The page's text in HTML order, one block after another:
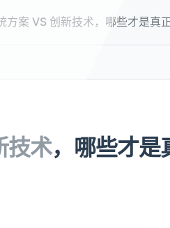
方案 VS 创新技术，哪些才是真
术，哪些才是